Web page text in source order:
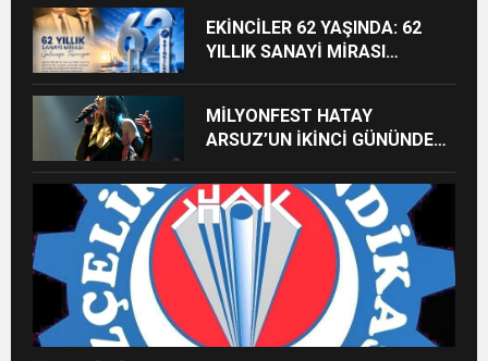
EKİNCİLER 62 YAŞINDA: 62
YILLIK SANAYİ MİRASI
MİLYONFEST HATAY
ARSUZ’UN İKİNCİ GÜNÜNDE
ALACAK